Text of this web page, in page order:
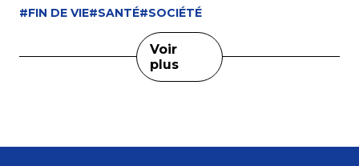
#FIN DE VIE#SANTÉ#SOCIÉTÉ
Voir
plus